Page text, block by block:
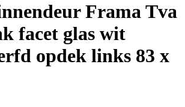
Frama Tva
facet glas wit
opdek links 83 x